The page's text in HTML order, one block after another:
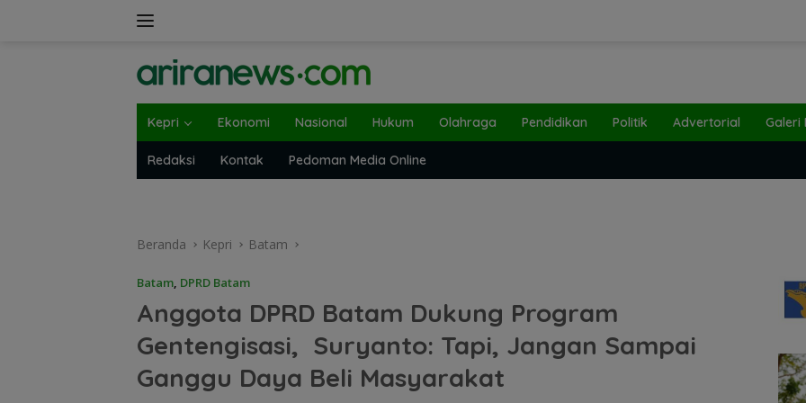
Kepri Ekonomi Nasional Hukum Olahraga Pendidikan Politik Advertorial Galeri
Redaksi Kontak Pedoman Media Online
Beranda Kepri Batam
Batam, DPRD Batam
Anggota DPRD Batam Dukung Program
Gentengisasi, Suryanto: Tapi, Jangan Sampai
Ganggu Daya Beli Masyarakat